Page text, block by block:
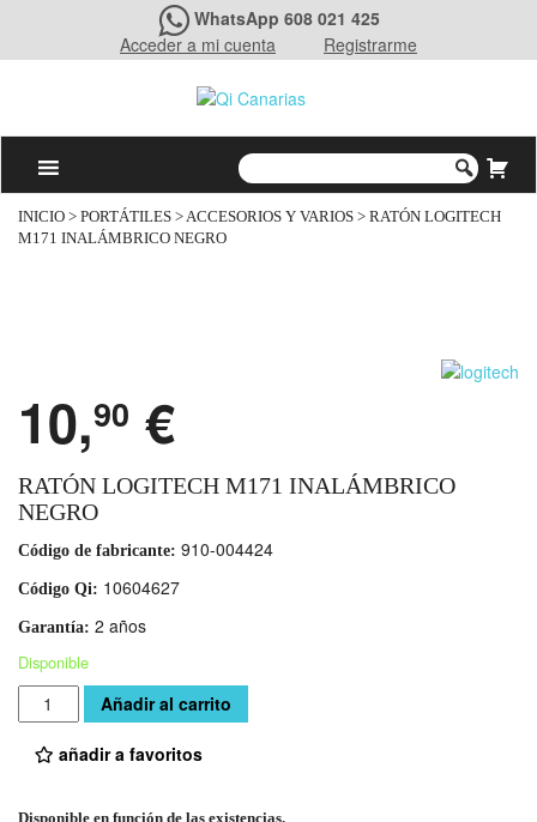
WhatsApp 608 021 425
Acceder a mi cuenta
Registrarme
INICIO > PORTÁTILES >ACCESORIOS Y VARIOS > RATÓN LOGITECH
M171 INALÁMBRICO NEGRO
10,90 €
RATÓN LOGITECH M171 INALÁMBRICO
NEGRO
Código de fabricante: 910-004424
Código Qi: 10604627
Garantía: 2 años
Disponible
Cantidad Añadir al carrito
añadir a favoritos
Disponible en función de las existencias.